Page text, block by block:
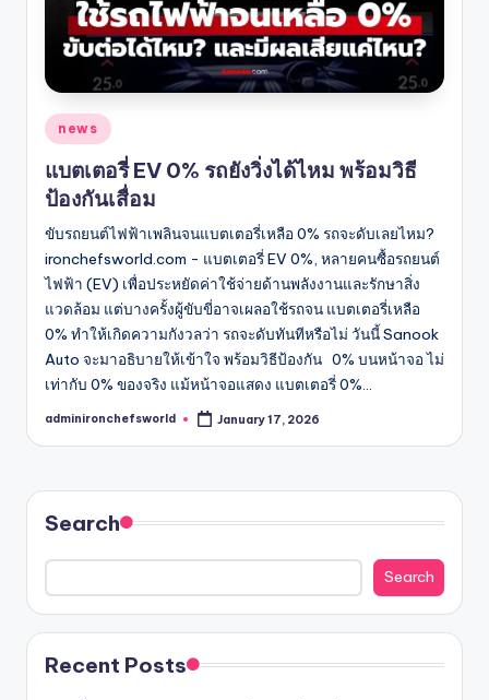
Posted
in
news
แบตเตอรี่ EV 0% รถยังวิ่งได้ไหม พร้อมวิธี
ป้องกันเสื่อม
ขับรถยนต์ไฟฟ้าเพลินจนแบตเตอรี่เหลือ 0% รถจะดับเลยไหม?
ironchefsworld.com - แบตเตอรี่ EV 0%, หลายคนซื้อรถยนต์
ไฟฟ้า (EV) เพื่อประหยัดค่าใช้จ่ายด้านพลังงานและรักษาสิ่ง
แวดล้อม แต่บางครั้งผู้ขับขี่อาจเผลอใช้รถจน แบตเตอรี่เหลือ
0% ทำให้เกิดความกังวลว่า รถจะดับทันทีหรือไม่ วันนี้ Sanook
Auto จะมาอธิบายให้เข้าใจ พร้อมวิธีป้องกัน 0% บนหน้าจอ ไม่
เท่ากับ 0% ของจริง แม้หน้าจอแสดง แบตเตอรี่ 0%…
Posted
adminironchefsworld January 17, 2026
Search
Search
Recent Posts